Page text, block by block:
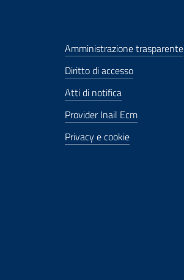
Amministrazione trasparente
Diritto di accesso
Atti di notifica
Provider Inail Ecm
Privacy e cookie